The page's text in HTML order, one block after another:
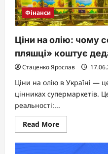
Фінанси
Ціни на олію: чому
пляшці» коштує
Стаценко Ярослав
Ціни на олію в Україні —
цінниках супермаркетів.
реальності:...
Read MoreRead
more
Ціни